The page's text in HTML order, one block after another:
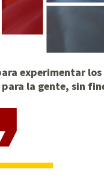
experimentar
la gente, sin